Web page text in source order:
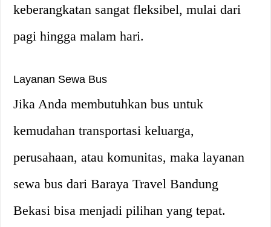
keberangkatan sangat fleksibel, mulai dari
pagi hingga malam hari.
Layanan Sewa Bus
Jika Anda membutuhkan bus untuk
kemudahan transportasi keluarga,
perusahaan, atau komunitas, maka layanan
sewa bus dari Baraya Travel Bandung
Bekasi bisa menjadi pilihan yang tepat.